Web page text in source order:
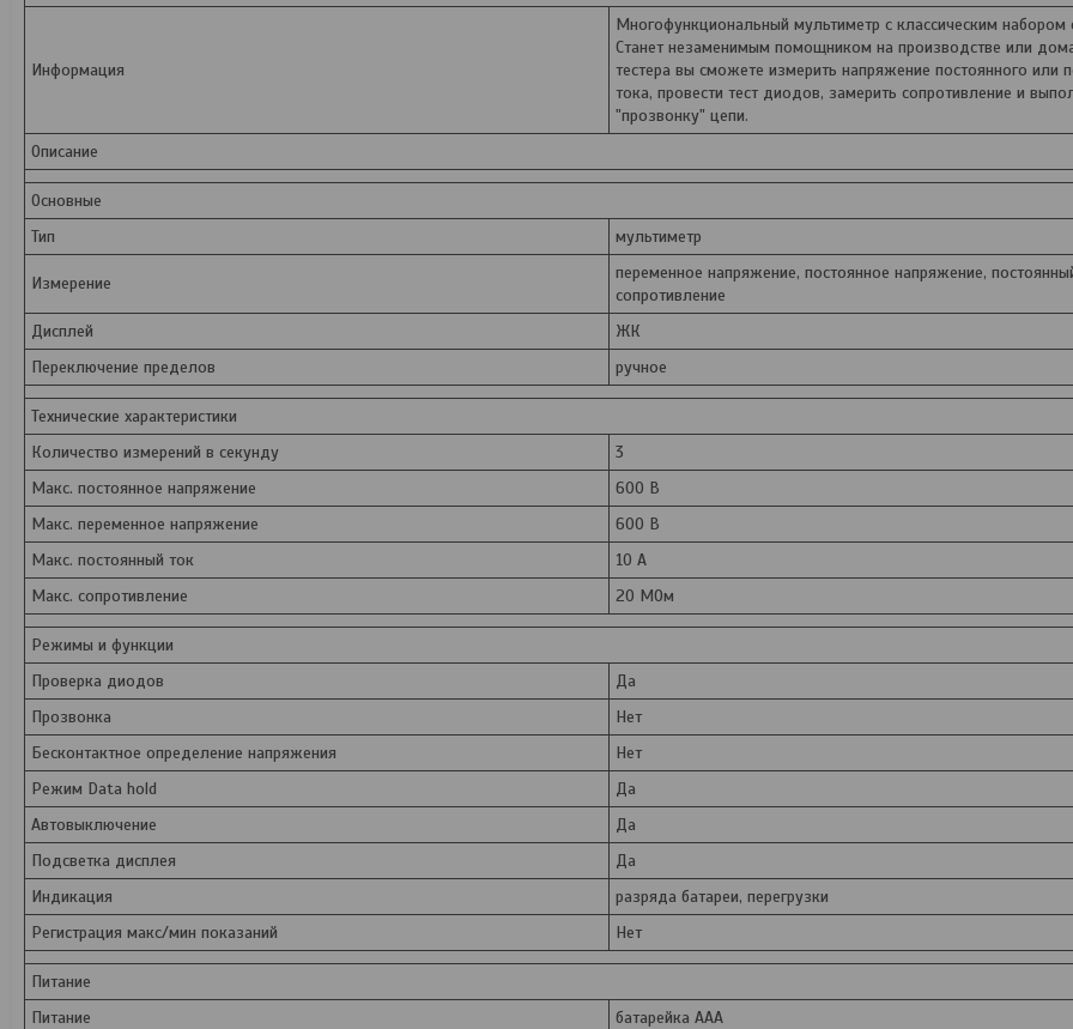
Информация
Многофункциональный мультиметр с классическим набором
Станет незаменимым помощником на производстве или
тестера вы сможете измерить напряжение постоянного или
тока, провести тест диодов, замерить сопротивление и
"прозвонку" цепи.
Описание
Основные
Тип
мультиметр
Измерение
переменное напряжение, постоянное напряжение,
сопротивление
Дисплей
ЖК
Переключение пределов
ручное
Технические характеристики
Количество измерений в секунду
3
Макс. постоянное напряжение
600 В
Макс. переменное напряжение
600 В
Макс. постоянный ток
10 А
Макс. сопротивление
20 МОм
Режимы и функции
Проверка диодов
Да
Прозвонка
Нет
Бесконтактное определение напряжения
Нет
Режим Data hold
Да
Автовыключение
Да
Подсветка дисплея
Да
Индикация
разряда батареи, перегрузки
Регистрация макс/мин показаний
Нет
Питание
Питание
батарейка AAA